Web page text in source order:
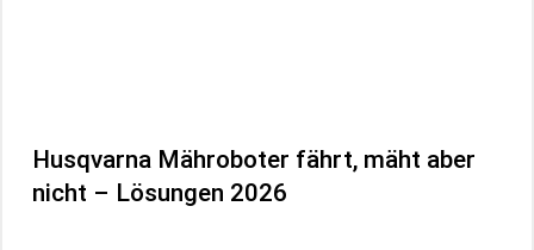
Husqvarna Mähroboter fährt, mäht aber
nicht – Lösungen 2026